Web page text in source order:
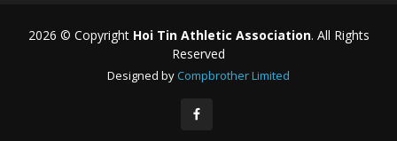
2026 © Copyright Hoi Tin Athletic Association. All Rights
Reserved
Designed byCompbrother Limited